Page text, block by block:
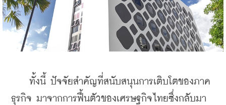
ทั้งนี้ ปัจจัยสำคัญที่สนับสนุนการเติบโตของภาค
ธุรกิจ มาจากการฟื้นตัวของเศรษฐกิจไทยซึ่งกลับมา